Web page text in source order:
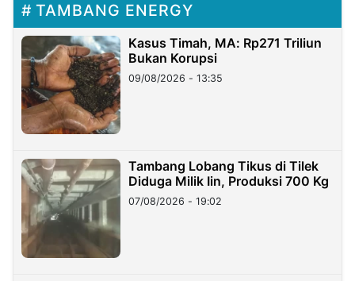
TAMBANG ENERGY
Kasus Timah, MA: Rp271 Triliun
Bukan Korupsi
09/08/2026 - 13:35
Tambang Lobang Tikus di Tilek
Diduga Milik Iin, Produksi 700 Kg
07/08/2026 - 19:02